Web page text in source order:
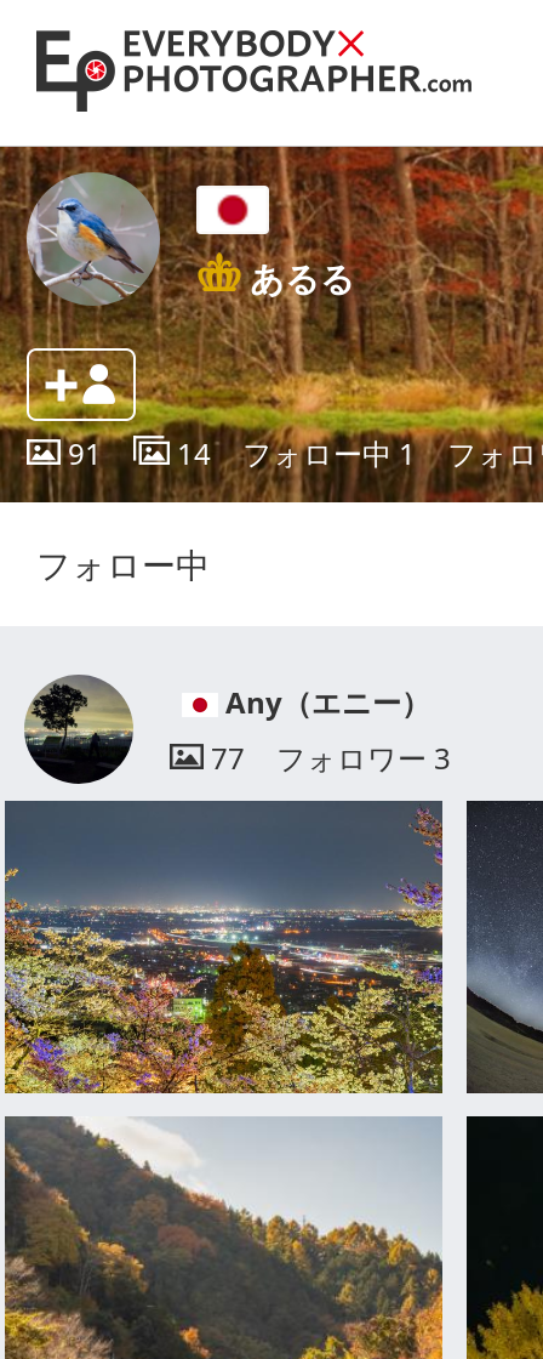
あるる
91 14 フォロー中1 フォ
フォロー中
Any（エニー）
77
フォロワー 3